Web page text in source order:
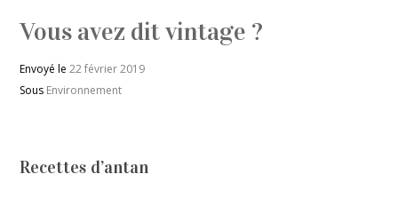
Vous avez dit vintage ?
Envoyé le22 février 2019
Sous Environnement
Recettes d’antan